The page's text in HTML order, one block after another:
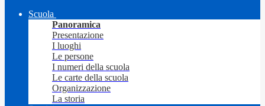
Scuola
Panoramica
Presentazione
I luoghi
Le persone
I numeri della scuola
Le carte della scuola
Organizzazione
La storia